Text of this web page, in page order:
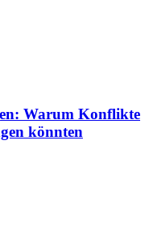
Warum Konflikte
könnten